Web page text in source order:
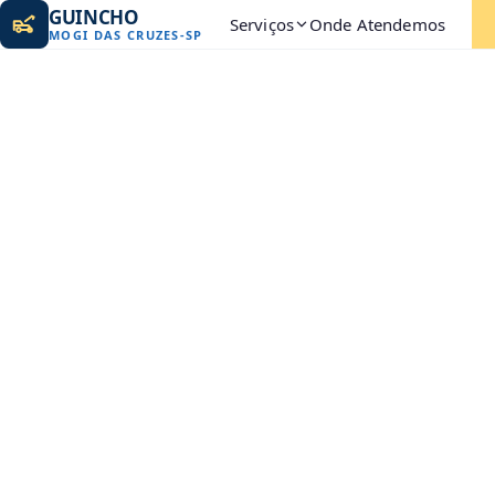
GUINCHO
MOGI DAS CRUZES-SP Serviços Onde Atendemos